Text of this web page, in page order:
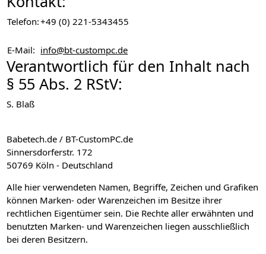
Telefon:+49 (0) 221-5343455
E-Mail: info@bt-custompc.de
Verantwortlich für den Inhalt nach
§ 55 Abs. 2 RStV:
S. Blaß
Babetech.de / BT-CustomPC.de
Sinnersdorferstr. 172
50769 Köln - Deutschland
Alle hier verwendeten Namen, Begriffe, Zeichen und Grafiken
können Marken- oder Warenzeichen im Besitze ihrer
rechtlichen Eigentümer sein. Die Rechte aller erwähnten und
benutzten Marken- und Warenzeichen liegen ausschließlich
bei deren Besitzern.